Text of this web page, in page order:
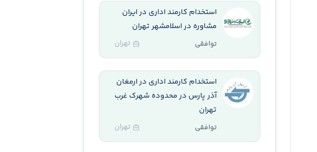
استخدام کارمند اداری در ایران
مشاوره در اسلامشهر تهران
توافقی تهران
استخدام کارمند اداری در ارمغان
آذر پارس در محدوده شهرک غرب
تهران
توافقی تهران